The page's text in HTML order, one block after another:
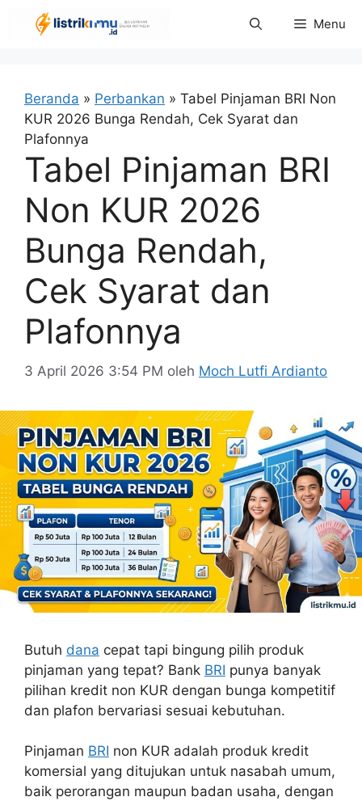
Langsung
Menu
Beranda » Perbankan » Tabel Pinjaman BRI Non
KUR 2026 Bunga Rendah, Cek Syarat dan
Plafonnya
Tabel Pinjaman BRI
Non KUR 2026
Bunga Rendah,
Cek Syarat dan
Plafonnya
3 April 2026 3:54 PM oleh Moch Lutfi Ardianto
Butuh dana cepat tapi bingung pilih produk
pinjaman yang tepat? Bank BRI punya banyak
pilihan kredit non KUR dengan bunga kompetitif
dan plafon bervariasi sesuai kebutuhan.
Pinjaman BRI non KUR adalah produk kredit
komersial yang ditujukan untuk nasabah umum,
baik perorangan maupun badan usaha, dengan